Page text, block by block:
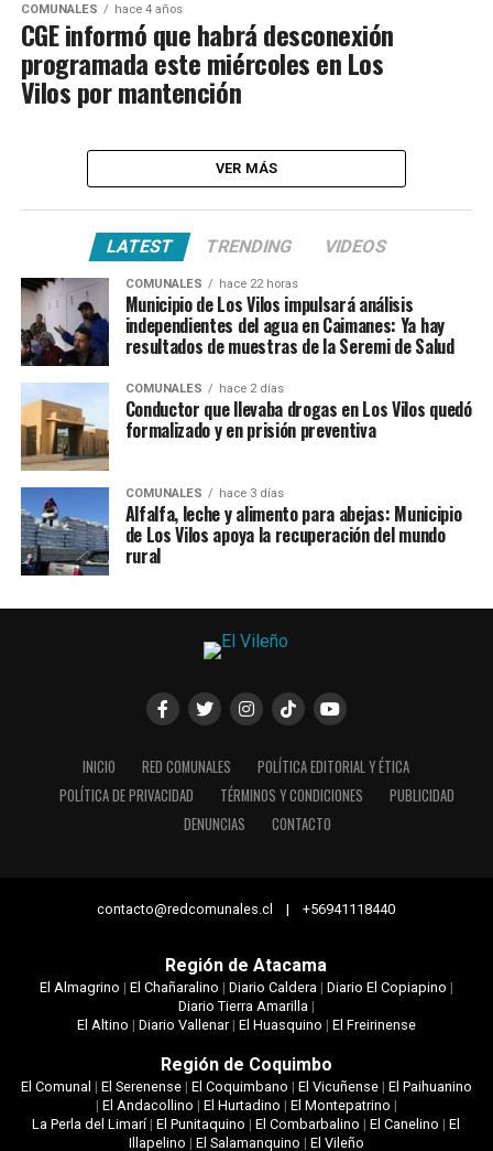
COMUNALES hace 4 años
CGE informó que habrá desconexión
programada este miércoles en Los
Vilos por mantención
VER MÁS
LATEST TRENDING VIDEOS
COMUNALES hace 22 horas
Municipio de Los Vilos impulsará análisis
independientes del agua en Caimanes: Ya hay
resultados de muestras de la Seremi de Salud
COMUNALES hace 2 días
Conductor que llevaba drogas en Los Vilos quedó
formalizado y en prisión preventiva
COMUNALES hace 3 días
Alfalfa, leche y alimento para abejas: Municipio
de Los Vilos apoya la recuperación del mundo
rural
INICIO RED COMUNALES
POLÍTICA EDITORIAL Y ÉTICA
POLÍTICA DE PRIVACIDAD
TÉRMINOS Y CONDICIONES
PUBLICIDAD
DENUNCIAS
CONTACTO
contacto@redcomunales.cl | +56941118440
Región de Atacama
El Almagrino | El Chañaralino | Diario Caldera | Diario El Copiapino |
Diario Tierra Amarilla |
El Altino | Diario Vallenar| El Huasquino | El Freirinense
Región de Coquimbo
El Comunal | El Serenense| El Coquimbano | El Vicuñense| El Paihuanino
| El Andacollino | El Hurtadino | El Montepatrino |
La Perla del Limarí|El Punitaquino |El Combarbalino |El Canelino |El
Illapelino | El Salamanquino | El Vileño